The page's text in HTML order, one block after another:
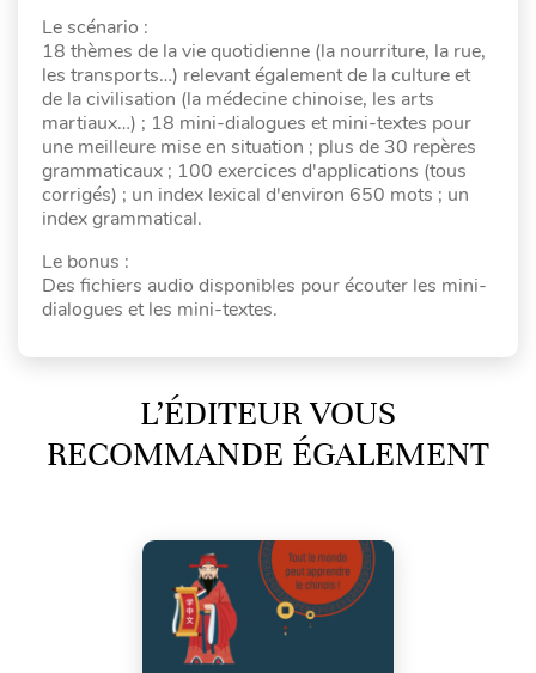
Le scénario :
18 thèmes de la vie quotidienne (la nourriture, la rue,
les transports…) relevant également de la culture et
de la civilisation (la médecine chinoise, les arts
martiaux…) ; 18 mini-dialogues et mini-textes pour
une meilleure mise en situation ; plus de 30 repères
grammaticaux ; 100 exercices d'applications (tous
corrigés) ; un index lexical d'environ 650 mots ; un
index grammatical.
Le bonus :
Des fichiers audio disponibles pour écouter les mini-
dialogues et les mini-textes.
L’ÉDITEUR VOUS
RECOMMANDE ÉGALEMENT